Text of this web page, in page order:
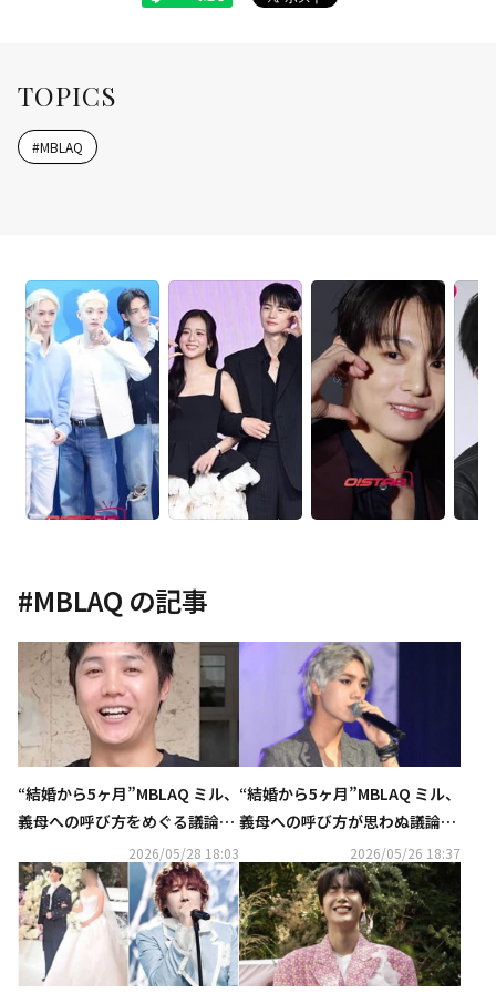
TOPICS
#MBLAQ
#MBLAQ の記事
“結婚から5ヶ月”MBLAQ ミル、
義母への呼び方をめぐる議論を
謝罪「反省している」（動画あ
り）
2026/05/28 18:03
“結婚から5ヶ月”MBLAQ ミル、
義母への呼び方が思わぬ議論
に…ネットユーザーからは賛否
両論
2026/05/26 18:37